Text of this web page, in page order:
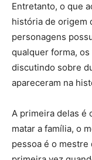
Entretanto, o que
história de origem
personagens
qualquer forma,
discutindo sobre
apareceram na
A primeira delas é
matar a família, o
pessoa é o